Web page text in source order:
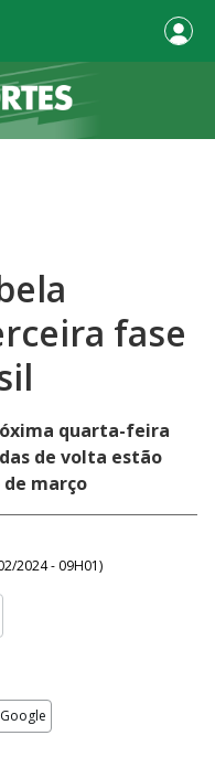
fase
quarta-feira
de volta estão
de março
2024 - 09H01)